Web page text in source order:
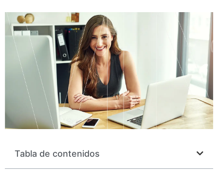
Tabla de contenidos